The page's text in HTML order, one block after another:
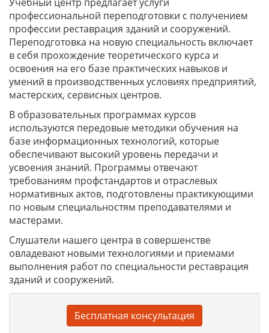
профессиональной переподготовки с получением
профессии реставрация зданий и сооружений.
Переподготовка на новую специальность включает
в себя прохождение теоретического курса и
освоения на его базе практических навыков и
умений в производственных условиях предприятий,
мастерских, сервисных центров.
В образовательных программах курсов
используются передовые методики обучения на
базе информационных технологий, которые
обеспечивают высокий уровень передачи и
усвоения знаний. Программы отвечают
требованиям профстандартов и отраслевых
нормативных актов, подготовлены практикующими
по новым специальностям преподавателями и
мастерами.
Слушатели нашего центра в совершенстве
овладевают новыми технологиями и приемами
выполнения работ по специальности реставрация
зданий и сооружений.
Бесплатная консультация